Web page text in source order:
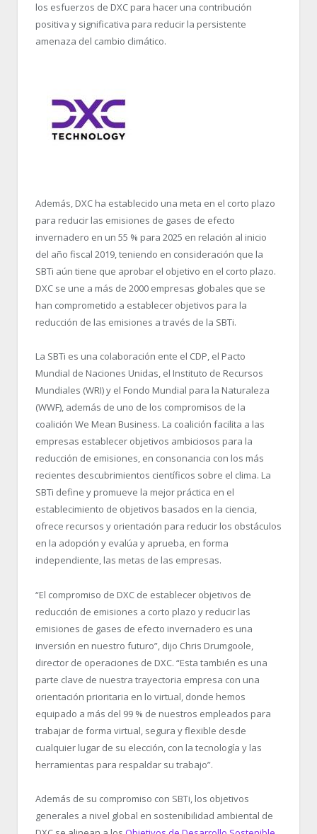
los esfuerzos de DXC para hacer una contribución
positiva y significativa para reducir la persistente
amenaza del cambio climático.
Además, DXC ha establecido una meta en el corto plazo
para reducir las emisiones de gases de efecto
invernadero en un 55 % para 2025 en relación al inicio
del año fiscal 2019, teniendo en consideración que la
SBTi aún tiene que aprobar el objetivo en el corto plazo.
DXC se une a más de 2000 empresas globales que se
han comprometido a establecer objetivos para la
reducción de las emisiones a través de la SBTi.
La SBTi es una colaboración ente el CDP, el Pacto
Mundial de Naciones Unidas, el Instituto de Recursos
Mundiales (WRI) y el Fondo Mundial para la Naturaleza
(WWF), además de uno de los compromisos de la
coalición We Mean Business. La coalición facilita a las
empresas establecer objetivos ambiciosos para la
reducción de emisiones, en consonancia con los más
recientes descubrimientos científicos sobre el clima. La
SBTi define y promueve la mejor práctica en el
establecimiento de objetivos basados en la ciencia,
ofrece recursos y orientación para reducir los obstáculos
en la adopción y evalúa y aprueba, en forma
independiente, las metas de las empresas.
“El compromiso de DXC de establecer objetivos de
reducción de emisiones a corto plazo y reducir las
emisiones de gases de efecto invernadero es una
inversión en nuestro futuro”, dijo Chris Drumgoole,
director de operaciones de DXC. “Esta también es una
parte clave de nuestra trayectoria empresa con una
orientación prioritaria en lo virtual, donde hemos
equipado a más del 99 % de nuestros empleados para
trabajar de forma virtual, segura y flexible desde
cualquier lugar de su elección, con la tecnología y las
herramientas para respaldar su trabajo”.
Además de su compromiso con SBTi, los objetivos
generales a nivel global en sostenibilidad ambiental de